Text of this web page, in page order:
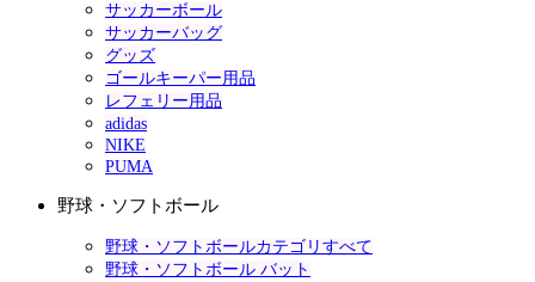
サッカーボール
サッカーバッグ
グッズ
ゴールキーパー用品
レフェリー用品
adidas
NIKE
PUMA
野球・ソフトボール
野球・ソフトボールカテゴリすべて
野球・ソフトボール バット